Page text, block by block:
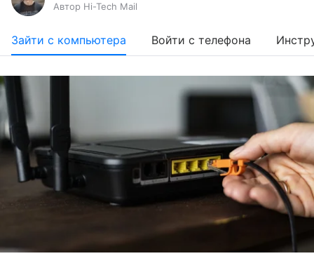
Автор Hi-Tech Mail
Зайти с компьютера Войти с телефона